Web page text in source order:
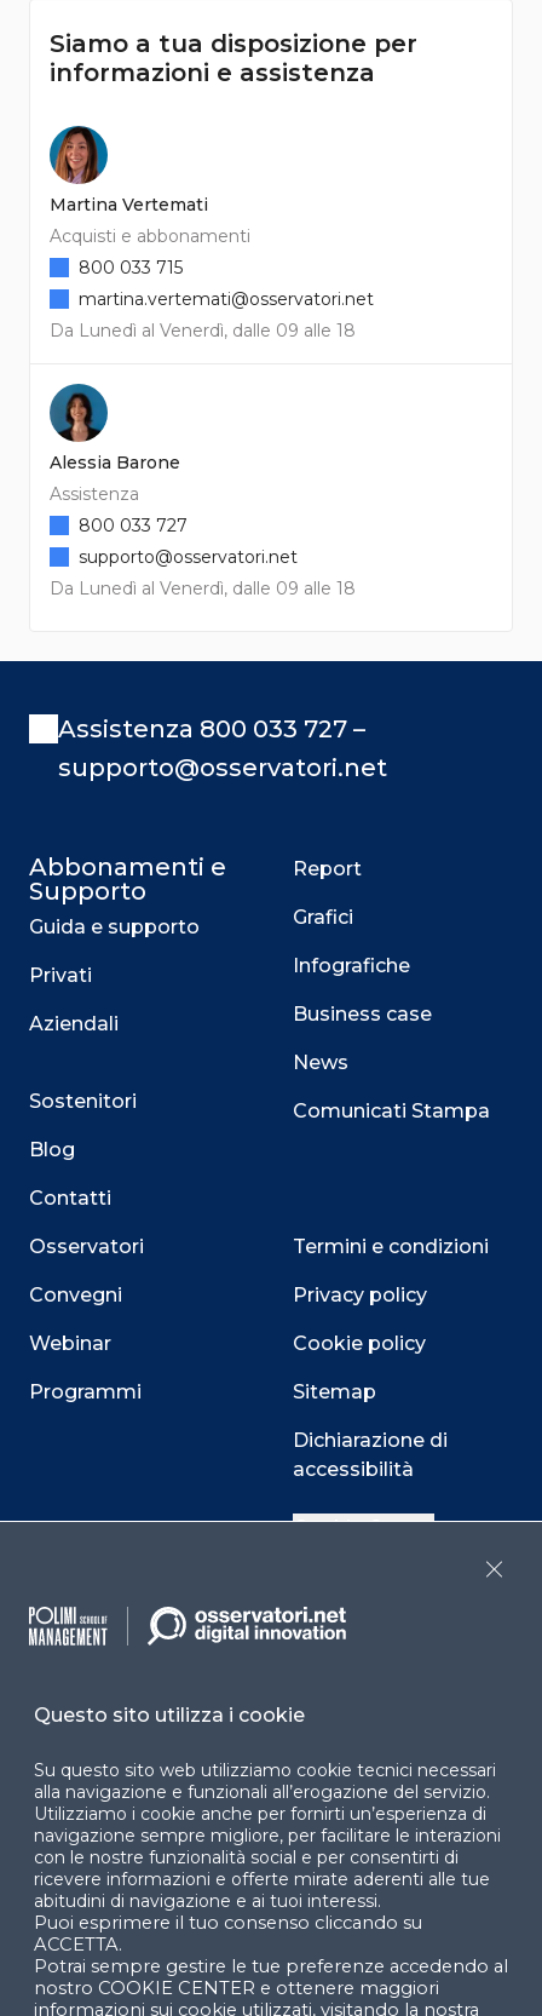
Siamo a tua disposizione per
informazioni e assistenza
Martina Vertemati
Acquisti e abbonamenti
Da Lunedì al Venerdì, dalle 09 alle 18
800 033 715
martina.vertemati@osservatori.net
Alessia Barone
Assistenza
Da Lunedì al Venerdì, dalle 09 alle 18
800 033 727
supporto@osservatori.net
Assistenza 800 033 727 –
supporto@osservatori.net
Abbonamenti e
Supporto
Guida e supporto
Privati
Aziendali
Sostenitori
Blog
Contatti
Osservatori
Convegni
Webinar
Programmi
Report
Grafici
Infografiche
Business case
News
Comunicati Stampa
Termini e condizioni
Privacy policy
Cookie policy
Sitemap
Dichiarazione di
accessibilità
Cookie Center
Facebook LinkedIn
© 2024 Copyright © Politecnico di Milano Dipartimento
di Ingegneria Gestionale
Questo sito utilizza i cookie
Su questo sito web utilizziamo cookie tecnici necessari
alla navigazione e funzionali all’erogazione del servizio.
Utilizziamo i cookie anche per fornirti un’esperienza di
navigazione sempre migliore, per facilitare le interazioni
con le nostre funzionalità social e per consentirti di
ricevere informazioni e offerte mirate aderenti alle tue
abitudini di navigazione e ai tuoi interessi.
Puoi esprimere il tuo consenso cliccando su
ACCETTA.
Potrai sempre gestire le tue preferenze accedendo al
nostro COOKIE CENTER e ottenere maggiori
informazioni sui cookie utilizzati, visitando la nostra